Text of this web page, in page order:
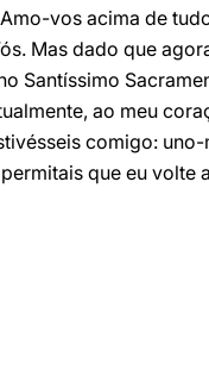
vos acima de
Mas dado que
Santíssimo
ao meu
comigo: uno-
que eu volte